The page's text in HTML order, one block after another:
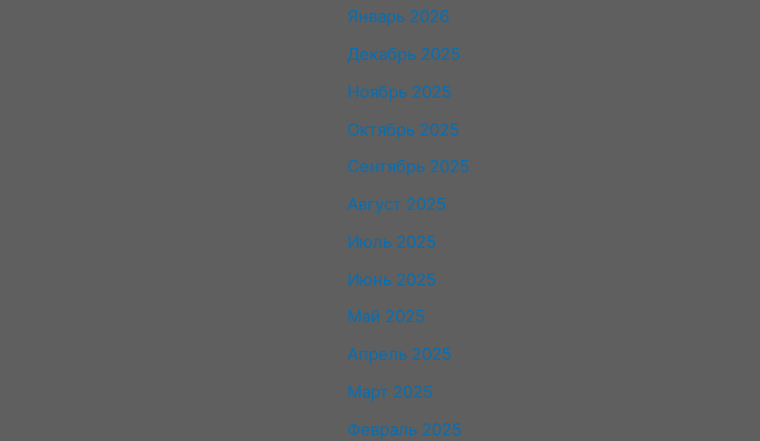
Январь 2026
Декабрь 2025
Ноябрь 2025
Октябрь 2025
Сентябрь 2025
Август 2025
Июль 2025
Июнь 2025
Май 2025
Апрель 2025
Март 2025
Февраль 2025